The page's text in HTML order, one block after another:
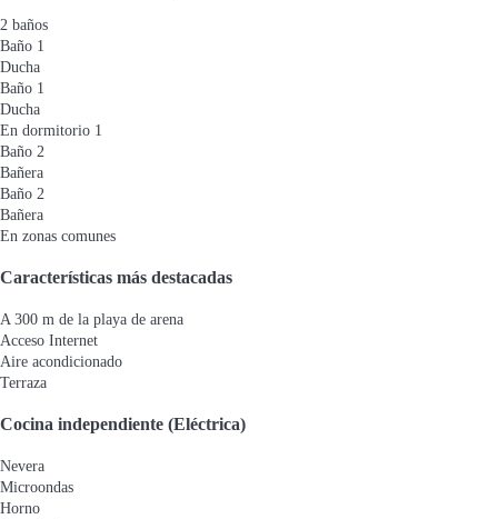
2 baños
Baño 1
Ducha
Baño 1
Ducha
En dormitorio 1
Baño 2
Bañera
Baño 2
Bañera
En zonas comunes
Características más destacadas
A 300 m de la playa de arena
Acceso Internet
Aire acondicionado
Terraza
Cocina independiente (Eléctrica)
Nevera
Microondas
Horno